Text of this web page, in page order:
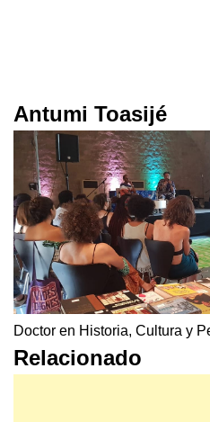
Antumi Toasijé
Doctor en Historia, Cultura y
Relacionado